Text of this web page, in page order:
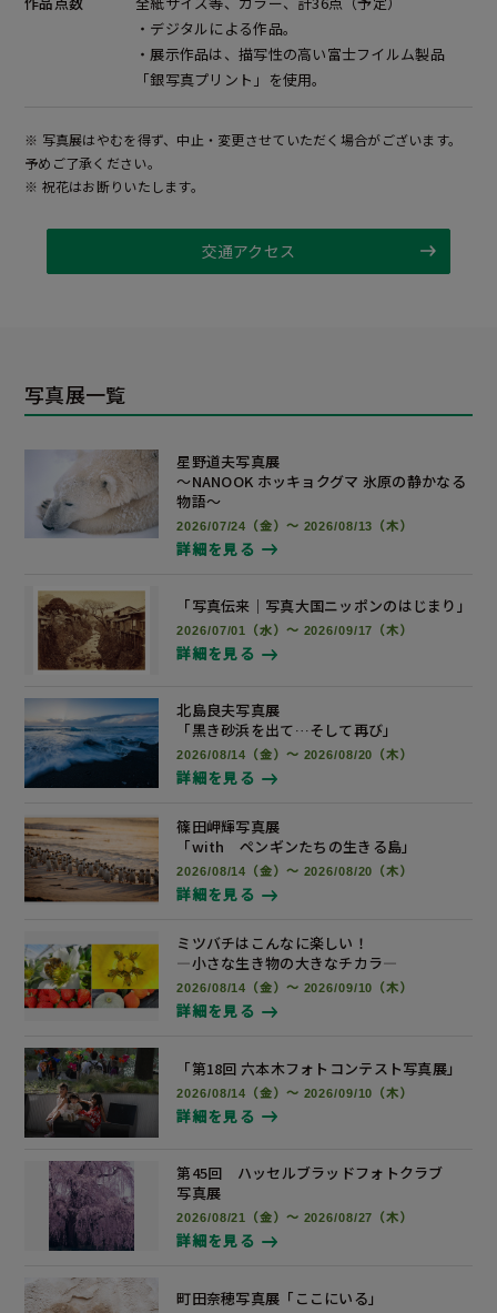
・デジタルによる作品。
・展示作品は、描写性の高い富士フイルム製品
「銀写真プリント」を使用。
※ 写真展はやむを得ず、中止・変更させていただく場合がございます。
予めご了承ください。
※ 祝花はお断りいたします。
交通アクセス
写真展一覧
星野道夫写真展
～NANOOK ホッキョクグマ 氷原の静かなる
物語～
2026/07/24（金）～ 2026/08/13（木）
詳細を見る
「写真伝来｜写真大国ニッポンのはじまり」
2026/07/01（水）～ 2026/09/17（木）
詳細を見る
北島良夫写真展
「黒き砂浜を出て…そして再び」
2026/08/14（金）～ 2026/08/20（木）
詳細を見る
篠田岬輝写真展
「with ペンギンたちの生きる島」
2026/08/14（金）～ 2026/08/20（木）
詳細を見る
ミツバチはこんなに楽しい！
―小さな生き物の大きなチカラ―
2026/08/14（金）～ 2026/09/10（木）
詳細を見る
「第18回 六本木フォトコンテスト写真展」
2026/08/14（金）～ 2026/09/10（木）
詳細を見る
第45回 ハッセルブラッドフォトクラブ
写真展
2026/08/21（金）～ 2026/08/27（木）
詳細を見る
町田奈穂写真展 「ここにいる」